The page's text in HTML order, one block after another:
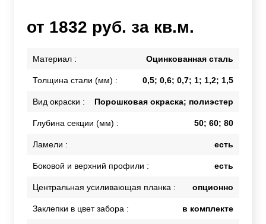
от 1832 руб. за кв.м.
Материал : Оцинкованная сталь
Толщина стали (мм) : 0,5; 0,6; 0,7; 1; 1,2; 1,5
Вид окраски : Порошковая окраска; полиэстер
Глубина секции (мм) : 50; 60; 80
Ламели : есть
Боковой и верхний профили : есть
Центральная усиливающая планка : опционно
Заклепки в цвет забора : в комплекте